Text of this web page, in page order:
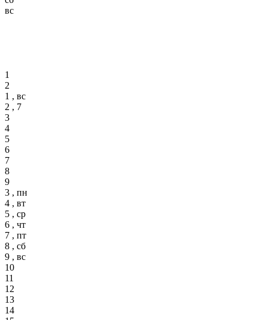
вс
1
2
1 , вс
2 , 7
3
4
5
6
7
8
9
3 , пн
4 , вт
5 , ср
6 , чт
7 , пт
8 , сб
9 , вс
10
11
12
13
14